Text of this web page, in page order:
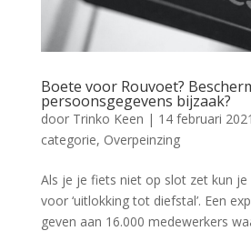
Boete voor Rouvoet?
persoonsgegevens bijzaak?
door Trinko Keen | 14 februari 2021
categorie, Overpeinzing
Als je je fiets niet op slot zet kun
voor ‘uitlokking tot diefstal’. Een
geven aan 16.000 medewerkers